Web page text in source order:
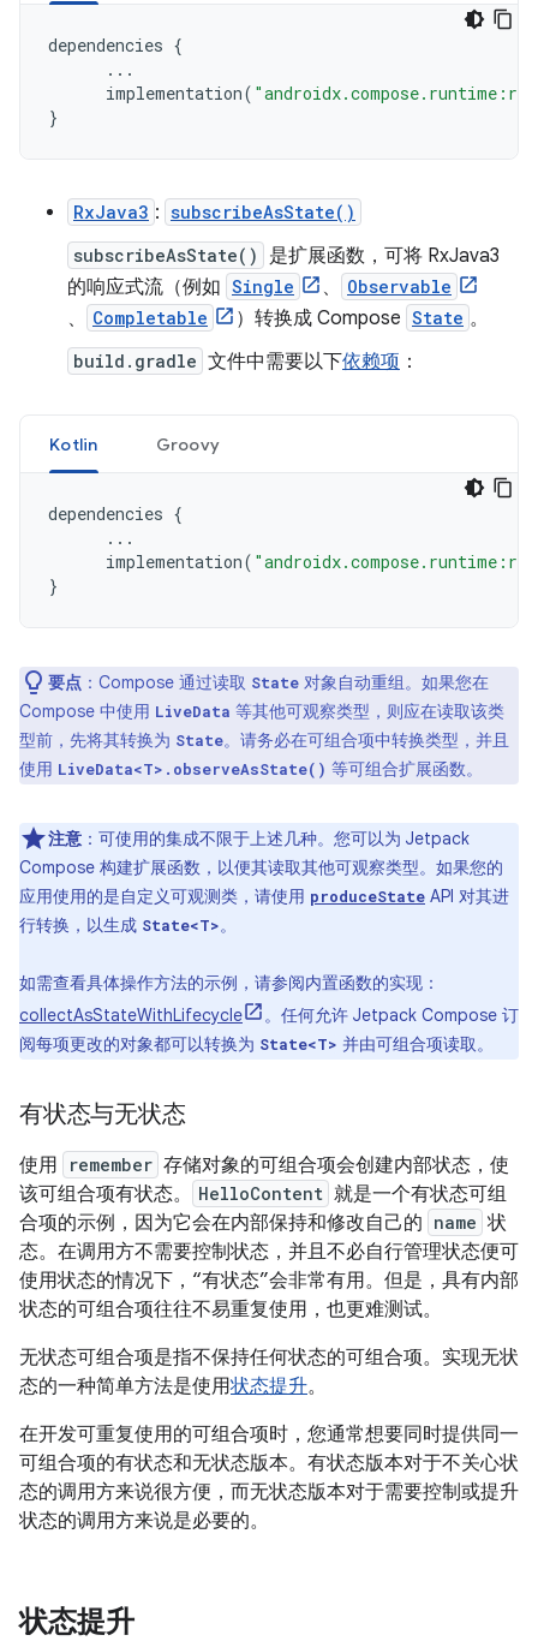
dependencies {
...
implementation(
}
RxJava3 : subscribeAsState()
subscribeAsState()
是扩展函数，可将 RxJava3
的响应式流（例如 Single 、 Observable
、 Completable ）转换成 Compose State 。
build.gradle 文件中需要以下依赖项 ：
Kotlin Groovy
dependencies {
...
implementation(
}
要点 ：Compose 通过读取 State 对象自动重组。如果您在
Compose 中使用 LiveData 等其他可观察类型，则应在读取该类
型前，先将其转换为 State。请务必在可组合项中转换类型，并且
使用 LiveData<T>.observeAsState() 等可组合扩展函数。
注意 ：可使用的集成不限于上述几种。您可以为 Jetpack
Compose 构建扩展函数，以便其读取其他可观察类型。如果您的
应用使用的是自定义可观测类，请使用 produceState API 对其进
行转换，以生成 State<T>。
如需查看具体操作方法的示例，请参阅内置函数的实现：
collectAsStateWithLifecycle
。任何允许 Jetpack Compose 订
阅每项更改的对象都可以转换为 State<T> 并由可组合项读取。
有状态与无状态
使用 remember 存储对象的可组合项会创建内部状态，使
该可组合项有状态。 HelloContent 就是一个有状态可组
合项的示例，因为它会在内部保持和修改自己的 name 状
态。在调用方不需要控制状态，并且不必自行管理状态便可
使用状态的情况下，“有状态”会非常有用。但是，具有内部
状态的可组合项往往不易重复使用，也更难测试。
无状态可组合项是指不保持任何状态的可组合项。实现无状
态的一种简单方法是使用状态提升。
在开发可重复使用的可组合项时，您通常想要同时提供同一
可组合项的有状态和无状态版本。有状态版本对于不关心状
态的调用方来说很方便，而无状态版本对于需要控制或提升
状态的调用方来说是必要的。
状态提升